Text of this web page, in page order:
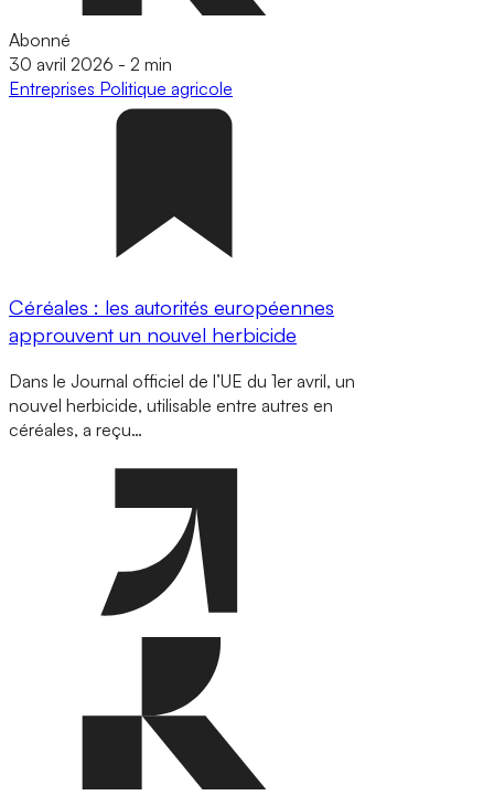
Abonné
30 avril 2026 - 2 min
Entreprises Politique agricole
Céréales : les autorités européennes
approuvent un nouvel herbicide
Dans le Journal officiel de l’UE du 1er avril, un
nouvel herbicide, utilisable entre autres en
céréales, a reçu…